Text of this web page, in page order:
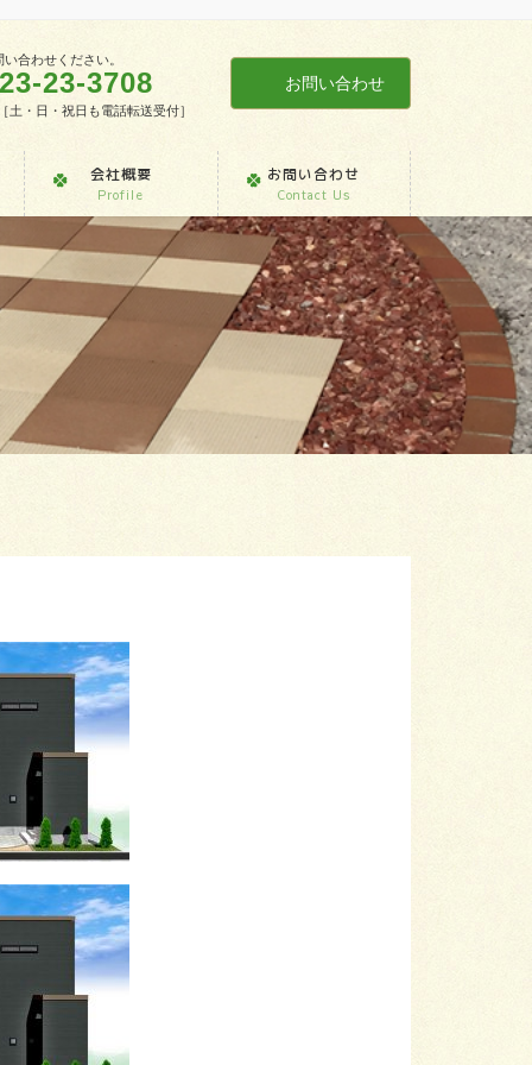
合わせください。
23-3708
土・日・祝日も電話転送受付］
お問い合わせ
会社概要
Profile
お問い合わせ
Contact Us